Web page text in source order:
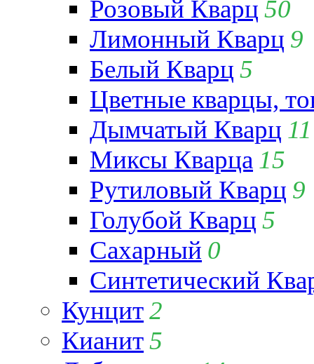
Розовый Кварц 50
Лимонный Кварц 9
Белый Кварц 5
Цветные кварцы,
Дымчатый Кварц 11
Миксы Кварца 15
Рутиловый Кварц 9
Голубой Кварц 5
Сахарный 0
Синтетический
Кунцит2
Кианит5